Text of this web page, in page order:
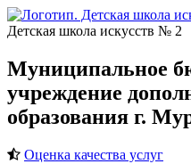
Детская школа искусств № 2
Муниципальное
учреждение
образования г.
Оценка качества услуг